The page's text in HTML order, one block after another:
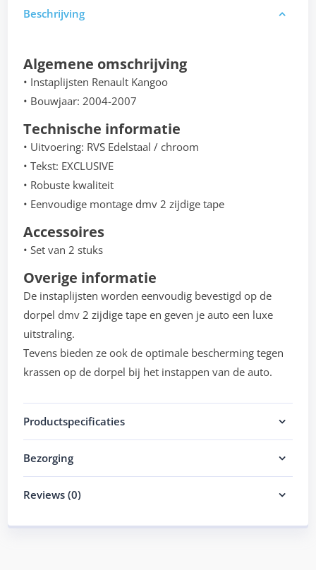
Beschrijving
Algemene omschrijving
• Instaplijsten Renault Kangoo
• Bouwjaar: 2004-2007
Technische informatie
• Uitvoering: RVS Edelstaal / chroom
• Tekst: EXCLUSIVE
• Robuste kwaliteit
• Eenvoudige montage dmv 2 zijdige tape
Accessoires
• Set van 2 stuks
Overige informatie
De instaplijsten worden eenvoudig bevestigd op de
dorpel dmv 2 zijdige tape en geven je auto een luxe
uitstraling.
Tevens bieden ze ook de optimale bescherming tegen
krassen op de dorpel bij het instappen van de auto.
Productspecificaties
Bezorging
Reviews (0)